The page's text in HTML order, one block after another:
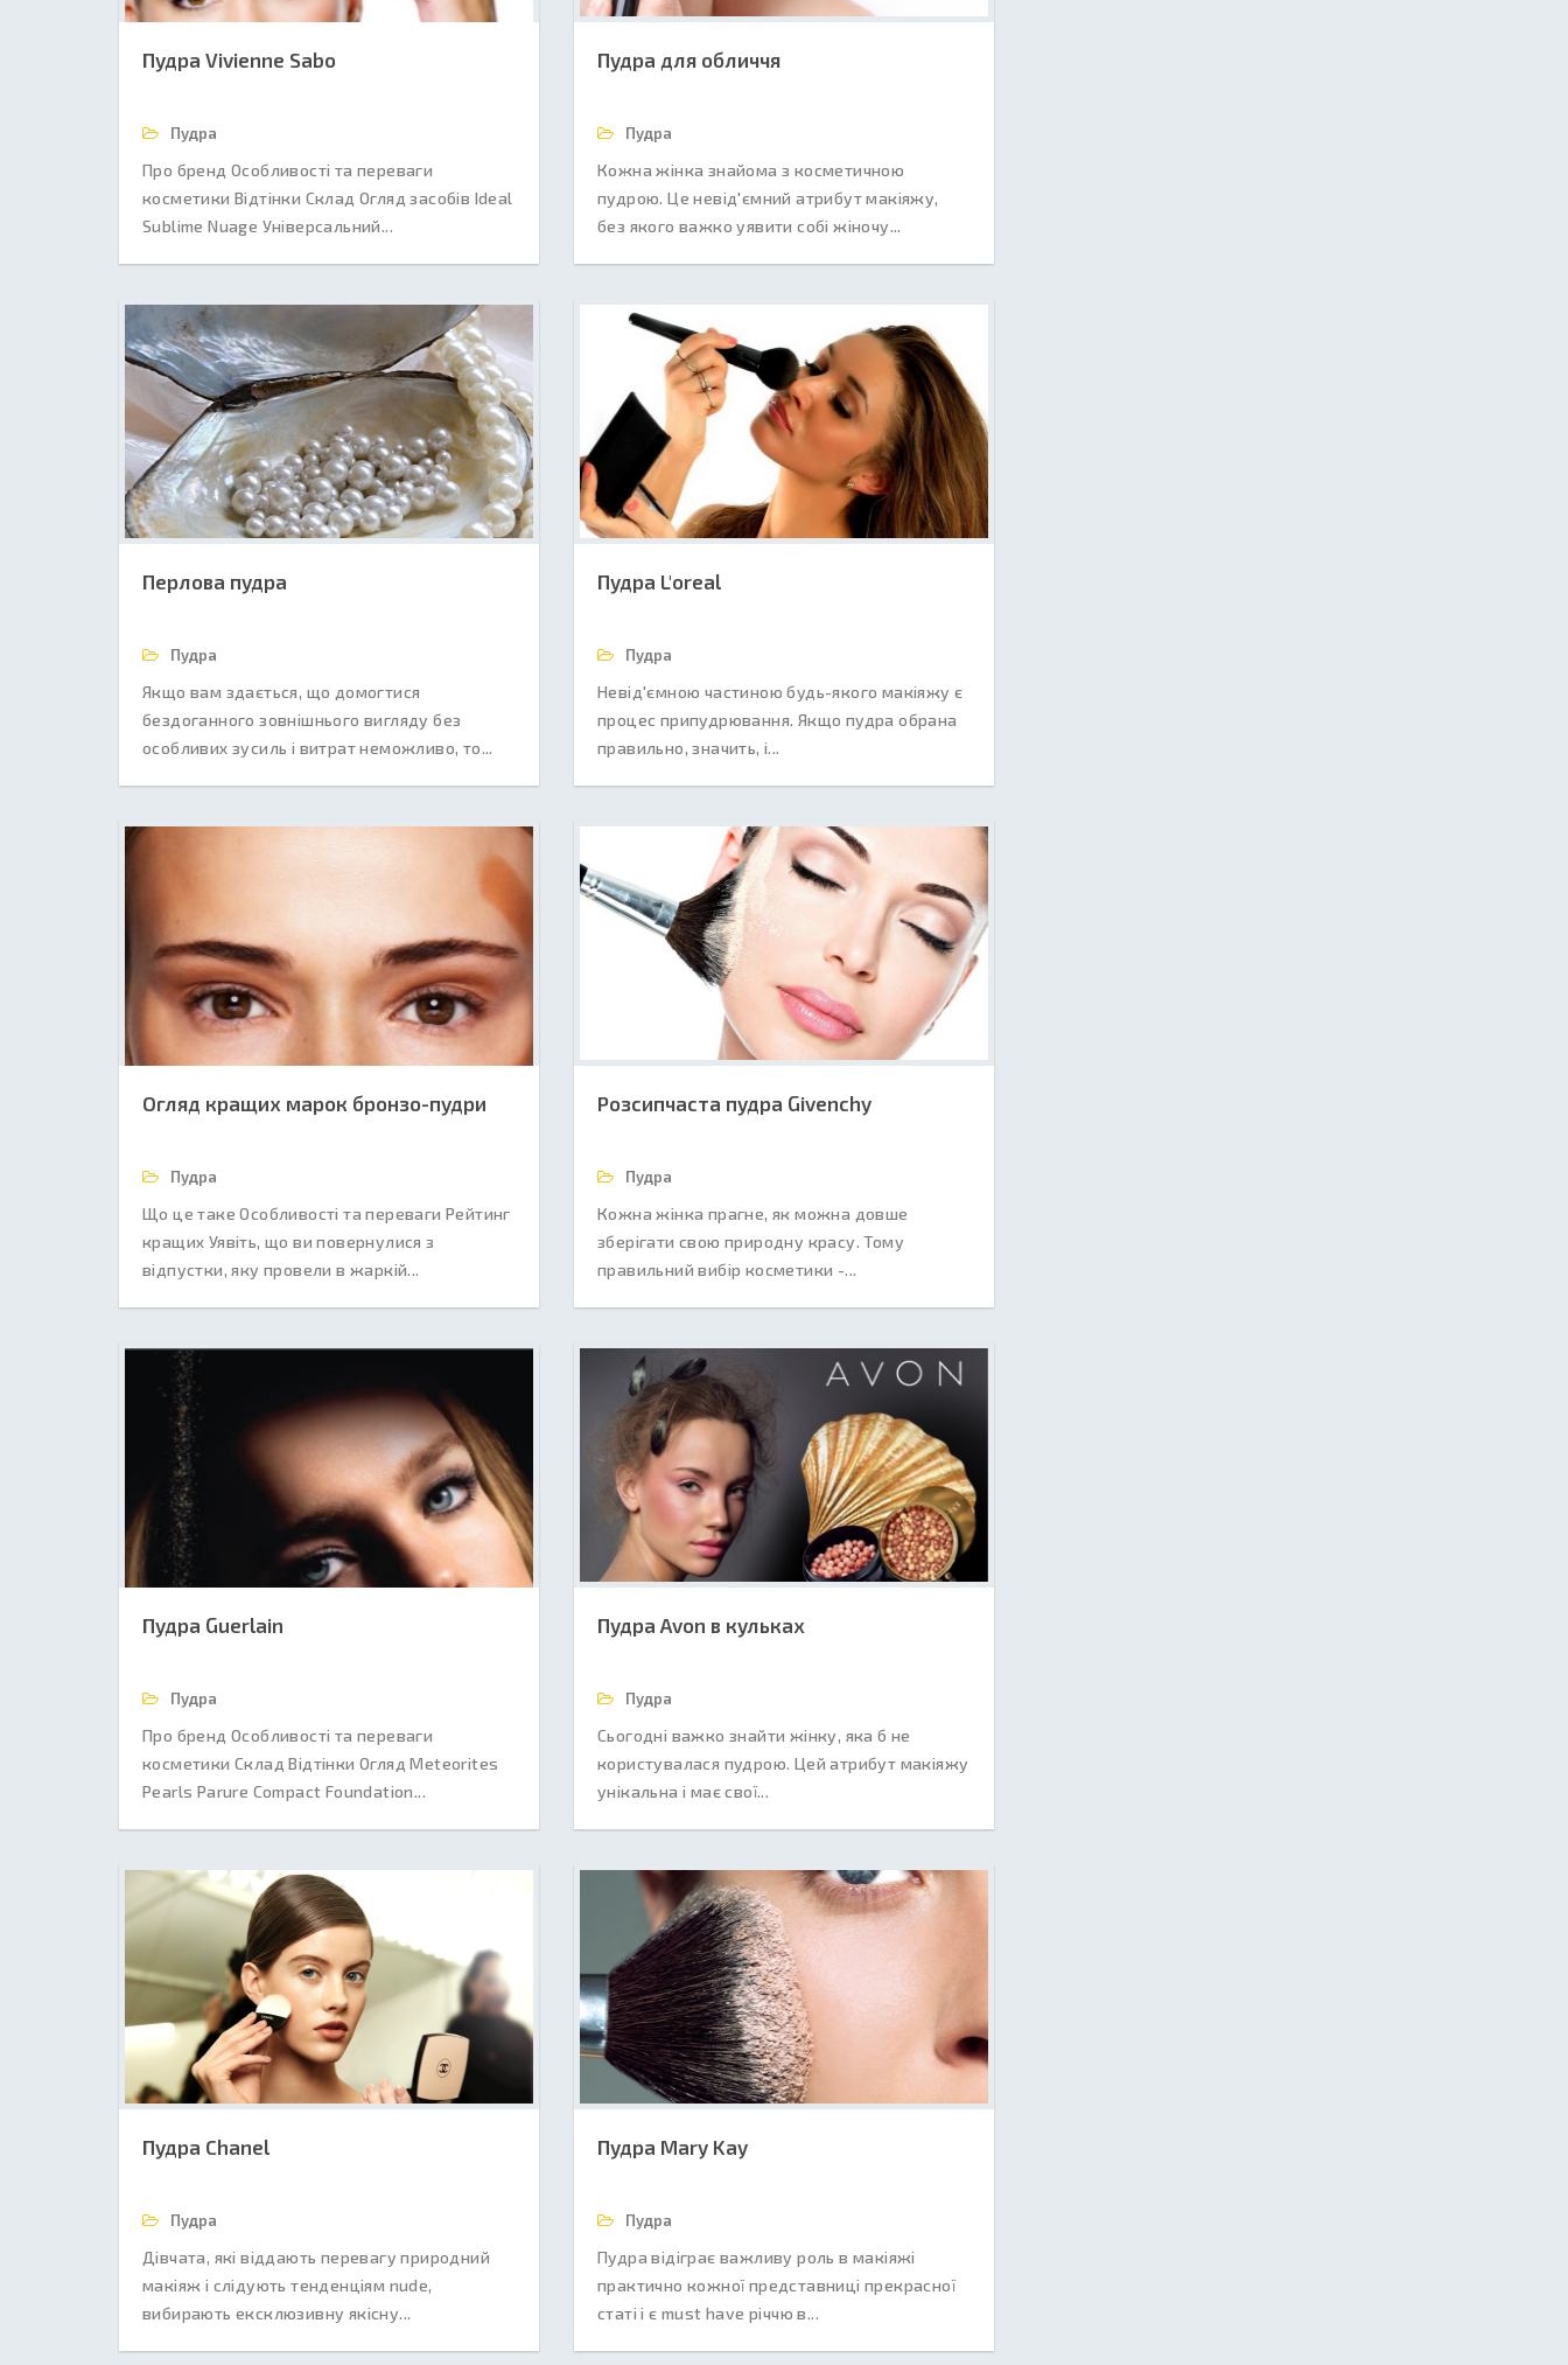
Пудра Vivienne Sabo
Пудра
Про бренд Особливості та переваги
косметики Відтінки Склад Огляд засобів Ideal
Sublime Nuage Універсальний...
Пудра для обличчя
Пудра
Кожна жінка знайома з косметичною
пудрою. Це невід'ємний атрибут макіяжу,
без якого важко уявити собі жіночу...
Перлова пудра
Пудра
Якщо вам здається, що домогтися
бездоганного зовнішнього вигляду без
особливих зусиль і витрат неможливо, то...
Пудра L'oreal
Пудра
Невід'ємною частиною будь-якого макіяжу є
процес припудрювання. Якщо пудра обрана
правильно, значить, і...
Огляд кращих марок бронзо-пудри
Пудра
Що це таке Особливості та переваги Рейтинг
кращих Уявіть, що ви повернулися з
відпустки, яку провели в жаркій...
Розсипчаста пудра Givenchy
Пудра
Кожна жінка прагне, як можна довше
зберігати свою природну красу. Тому
правильний вибір косметики -...
Пудра Guerlain
Пудра
Про бренд Особливості та переваги
косметики Склад Відтінки Огляд Meteorites
Pearls Parure Compact Foundation...
Пудра Avon в кульках
Пудра
Сьогодні важко знайти жінку, яка б не
користувалася пудрою. Цей атрибут макіяжу
унікальна і має свої...
Пудра Chanel
Пудра
Дівчата, які віддають перевагу природний
макіяж і слідують тенденціям nude,
вибирають ексклюзивну якісну...
Пудра Mary Kay
Пудра
Пудра відіграє важливу роль в макіяжі
практично кожної представниці прекрасної
статі і є must have річчю в...